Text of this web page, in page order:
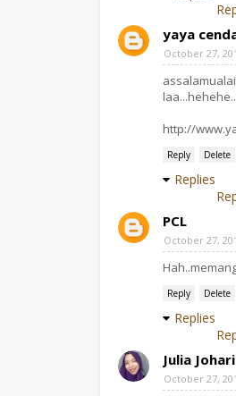
yaya
October 27,
http://
Reply Delete
Replies
PCL
October 27,
Reply Delete
Replies
Julia Johari
October 27,